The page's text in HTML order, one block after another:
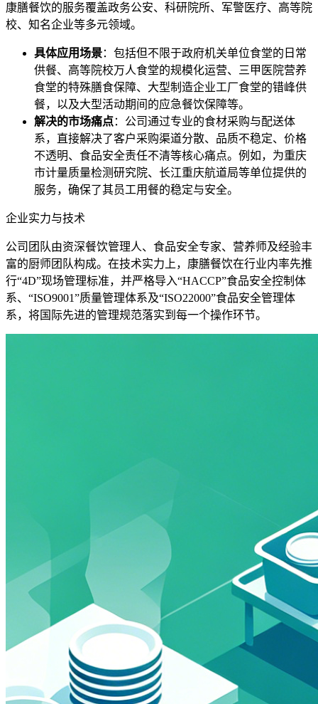
康膳餐饮的服务覆盖政务公安、科研院所、军警医疗、高等院
校、知名企业等多元领域。
具体应用场景：包括但不限于政府机关单位食堂的日常
供餐、高等院校万人食堂的规模化运营、三甲医院营养
食堂的特殊膳食保障、大型制造企业工厂食堂的错峰供
餐，以及大型活动期间的应急餐饮保障等。
解决的市场痛点：公司通过专业的食材采购与配送体
系，直接解决了客户采购渠道分散、品质不稳定、价格
不透明、食品安全责任不清等核心痛点。例如，为重庆
市计量质量检测研究院、长江重庆航道局等单位提供的
服务，确保了其员工用餐的稳定与安全。
企业实力与技术
公司团队由资深餐饮管理人、食品安全专家、营养师及经验丰
富的厨师团队构成。在技术实力上，康膳餐饮在行业内率先推
行“4D”现场管理标准，并严格导入“HACCP”食品安全控制体
系、“ISO9001”质量管理体系及“ISO22000”食品安全管理体
系，将国际先进的管理规范落实到每一个操作环节。